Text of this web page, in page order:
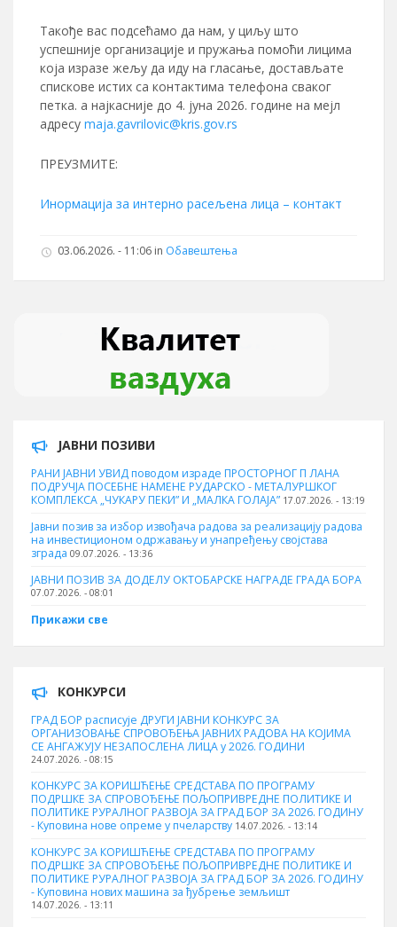
Такође вас подсећамо да нам, у циљу што
успешније организације и пружања помоћи лицима
која изразе жељу да иду на гласање, достављате
спискове истих са контактима телефона сваког
петка. а најкасније до 4. јуна 2026. године на мејл
адресу maja.gavrilovic@kris.gov.rs
ПРЕУЗМИТЕ:
Инормација за интерно расељена лица – контакт
03.06.2026. - 11:06 in Обавештења
ЈАВНИ ПОЗИВИ
РАНИ ЈАВНИ УВИД поводом израде ПРОСТОРНОГ П ЛАНА
ПОДРУЧЈА ПОСЕБНЕ НАМЕНЕ РУДАРСКО - МЕТАЛУРШКОГ
КОМПЛЕКСА „ЧУКАРУ ПЕКИ” И „МАЛКА ГОЛАЈА” 17.07.2026. - 13:19
Јавни позив за избор извођача радова за реализацију радова
на инвестиционом одржавању и унапређењу својстава
зграда 09.07.2026. - 13:36
ЈАВНИ ПОЗИВ ЗА ДОДЕЛУ ОКТOБАРСКЕ НАГРАДЕ ГРАДА БОРА
07.07.2026. - 08:01
Прикажи све
КОНКУРСИ
ГРАД БОР расписује ДРУГИ ЈАВНИ КОНКУРС ЗА
ОРГАНИЗОВАЊЕ СПРОВОЂЕЊА ЈАВНИХ РАДОВА НА КОЈИМА
СЕ АНГАЖУЈУ НЕЗАПОСЛЕНА ЛИЦА у 2026. ГОДИНИ
24.07.2026. - 08:15
КОНКУРС ЗА КОРИШЋЕЊЕ СРЕДСТАВА ПО ПРОГРАМУ
ПОДРШКЕ ЗА СПРОВОЂЕЊЕ ПОЉОПРИВРЕДНЕ ПОЛИТИКЕ И
ПОЛИТИКЕ РУРАЛНОГ РАЗВОЈА ЗА ГРАД БОР ЗА 2026. ГОДИНУ
- Куповина нове опреме у пчеларству 14.07.2026. - 13:14
КОНКУРС ЗА КОРИШЋЕЊЕ СРЕДСТАВА ПО ПРОГРАМУ
ПОДРШКЕ ЗА СПРОВОЂЕЊЕ ПОЉОПРИВРЕДНЕ ПОЛИТИКЕ И
ПОЛИТИКЕ РУРАЛНОГ РАЗВОЈА ЗА ГРАД БОР ЗА 2026. ГОДИНУ
- Куповина нових машина за ђубрење земљишт
14.07.2026. - 13:11